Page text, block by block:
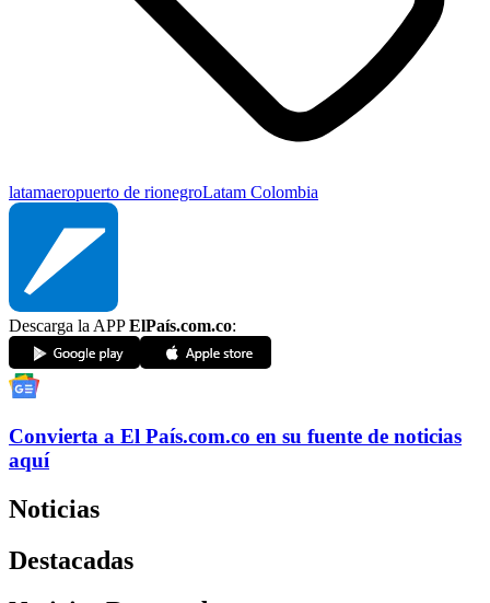
latamaeropuerto de rionegroLatam Colombia
Descarga la APPElPaís.com.co:
Convierta a El País.com.co en su fuente de noticias
aquí
Noticias
Destacadas